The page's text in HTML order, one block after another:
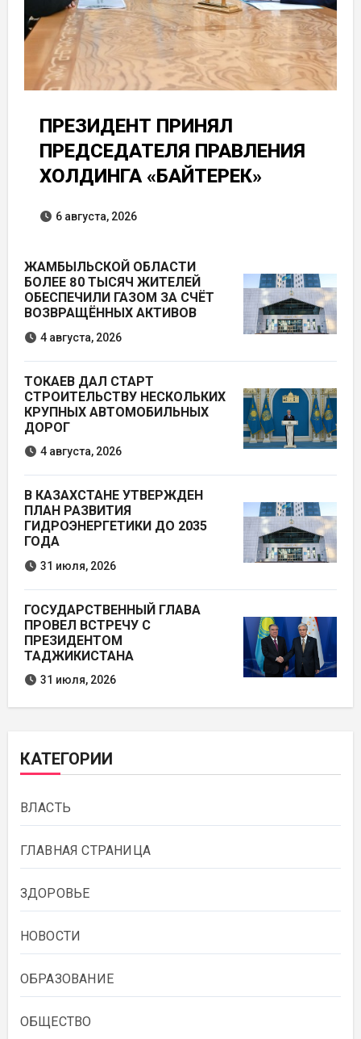
ПРЕЗИДЕНТ ПРИНЯЛ
ПРЕДСЕДАТЕЛЯ ПРАВЛЕНИЯ
ХОЛДИНГА «БАЙТЕРЕК»
6 августа, 2026
ЖАМБЫЛЬСКОЙ ОБЛАСТИ
БОЛЕЕ 80 ТЫСЯЧ ЖИТЕЛЕЙ
ОБЕСПЕЧИЛИ ГАЗОМ ЗА СЧЁТ
ВОЗВРАЩЁННЫХ АКТИВОВ
4 августа, 2026
ТОКАЕВ ДАЛ СТАРТ
СТРОИТЕЛЬСТВУ НЕСКОЛЬКИХ
КРУПНЫХ АВТОМОБИЛЬНЫХ
ДОРОГ
4 августа, 2026
В КАЗАХСТАНЕ УТВЕРЖДЕН
ПЛАН РАЗВИТИЯ
ГИДРОЭНЕРГЕТИКИ ДО 2035
ГОДА
31 июля, 2026
ГОСУДАРСТВЕННЫЙ ГЛАВА
ПРОВЕЛ ВСТРЕЧУ С
ПРЕЗИДЕНТОМ
ТАДЖИКИСТАНА
31 июля, 2026
КАТЕГОРИИ
ВЛАСТЬ
ГЛАВНАЯ СТРАНИЦА
ЗДОРОВЬЕ
НОВОСТИ
ОБРАЗОВАНИЕ
ОБЩЕСТВО